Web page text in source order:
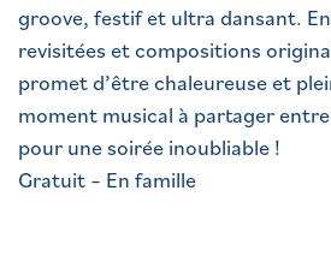
groove, festif et ultra dansant.
revisitées et compositions
promet d’être chaleureuse et
moment musical à partager
pour une soirée inoubliable !
Gratuit – En famille